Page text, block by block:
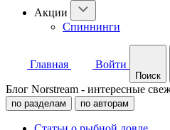
Акции
Спиннинги
Главная Войти
Поиск
Блог Norstream - интересные
по разделам по авторам